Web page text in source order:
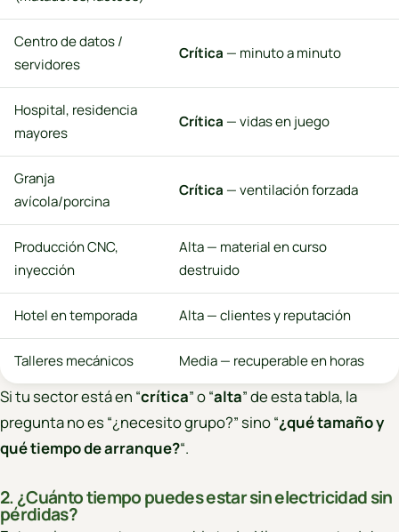
Centro de datos /
servidores
Crítica — minuto a minuto
Hospital, residencia
mayores
Crítica — vidas en juego
Granja
avícola/porcina
Crítica — ventilación forzada
Producción CNC,
inyección
Alta — material en curso
destruido
Hotel en temporada Alta — clientes y reputación
Talleres mecánicos Media — recuperable en horas
Si tu sector está en “crítica” o “alta” de esta tabla, la
pregunta no es “¿necesito grupo?” sino “¿qué tamaño y
qué tiempo de arranque?“.
2. ¿Cuánto tiempo puedes estar sin electricidad sin
pérdidas?